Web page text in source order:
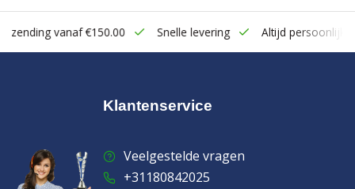
vanaf €150.00 Snelle levering Altijd persoonlijk
Klantenservice
Veelgestelde vragen
+31180842025